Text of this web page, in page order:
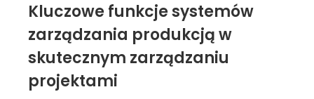
Kluczowe funkcje systemów
zarządzania produkcją w
skutecznym zarządzaniu
projektami